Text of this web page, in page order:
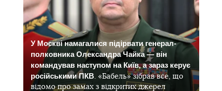
У Москві намагалися підірвати генерал-
полковника Олександра Чайка — він
командував наступом на Київ, а зараз керує
російськими ПКВ. «Бабель» зібрав все, що
відомо про замах з відкритих джерел